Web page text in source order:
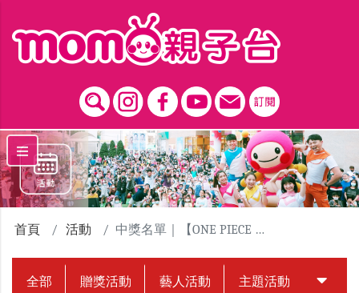
首頁 活動 中獎名單｜【ONE PIECE EMOTION 航海王動畫25週年紀念特展】贈票活動
全部 贈獎活動 藝人活動 主題活動 中獎名